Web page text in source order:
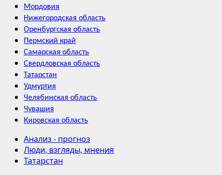
Мордовия
Нижегородская область
Оренбургская область
Пермский край
Самарская область
Свердловская область
Татарстан
Удмуртия
Челябинская область
Чувашия
Кировская область
Анализ - прогноз
Люди, взгляды, мнения
Татарстан